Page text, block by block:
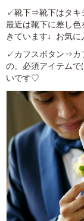
✓靴下⇒靴下はタキ
最近は靴下に差し
きています♩お気に
✓カフスボタン⇒カ
の。必須アイテムで
いです♡